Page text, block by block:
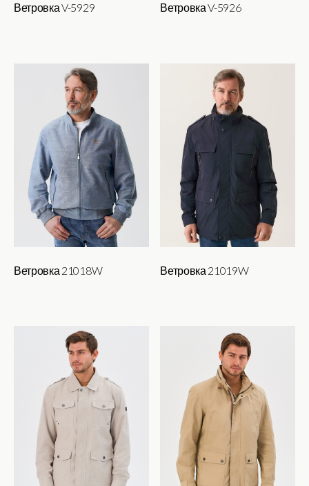
Ветровка V-5929 Ветровка V-5926
Ветровка 21018W Ветровка 21019W